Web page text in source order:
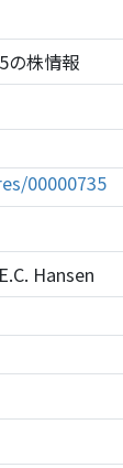
の株情報
00000735
Hansen